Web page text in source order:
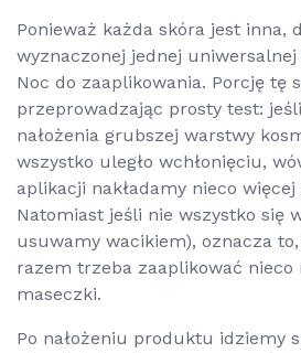
Ponieważ każda skóra jest inna,
wyznaczonej jednej
Noc do zaaplikowania. Porcję tę
przeprowadzając prosty test:
nałożenia grubszej warstwy
wszystko uległo wchłonięciu,
aplikacji nakładamy nieco
Natomiast jeśli nie wszystko się
usuwamy wacikiem), oznacza
razem trzeba zaaplikować nieco
maseczki.
Po nałożeniu produktu idziemy